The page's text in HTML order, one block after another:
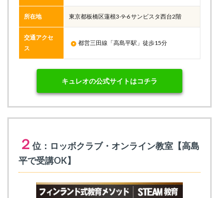
所在地 東京都板橋区蓮根3-9-6 サンビスタ西台2階
交通アクセ
ス
都営三田線「高島平駅」徒歩15分
キュレオの公式サイトはコチラ
２ 位：ロッボクラブ・オンライン教室【高島
平で受講OK】